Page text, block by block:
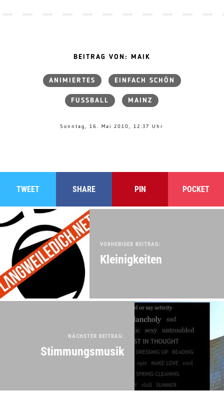
BEITRAG VON: MAIK
ANIMIERTES EINFACH SCHÖN
FUSSBALL MAINZ
Sonntag, 16. Mai 2010, 12:37 Uhr
TWEET SHARE PIN POCKET
VORHERIGER BEITRAG:
Kleinigkeiten
NÄCHSTER BEITRAG:
Stimmungsmusik